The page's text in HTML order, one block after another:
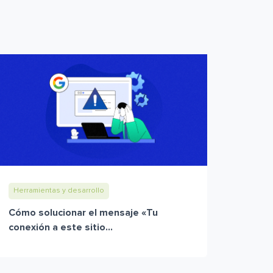
Herramientas y desarrollo
Cómo solucionar el mensaje «Tu
conexión a este sitio...